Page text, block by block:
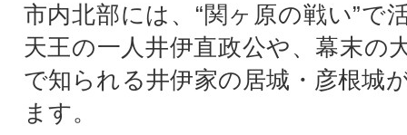
市内北部には、“関ヶ原の戦い”で
天王の一人井伊直政公や、幕末の
で知られる井伊家の居城・彦根城
ます。